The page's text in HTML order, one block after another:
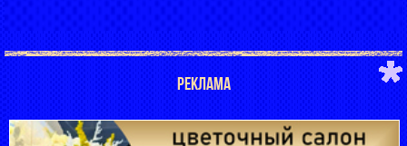
РЕКЛАМА